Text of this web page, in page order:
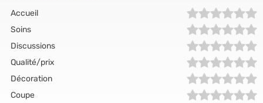
Accueil
Soins
Discussions
Qualité/prix
Décoration
Coupe